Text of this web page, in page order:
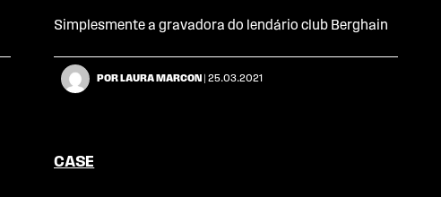
Simplesmente a gravadora do lendário club Berghain
POR LAURA MARCON | 25.03.2021
CASE